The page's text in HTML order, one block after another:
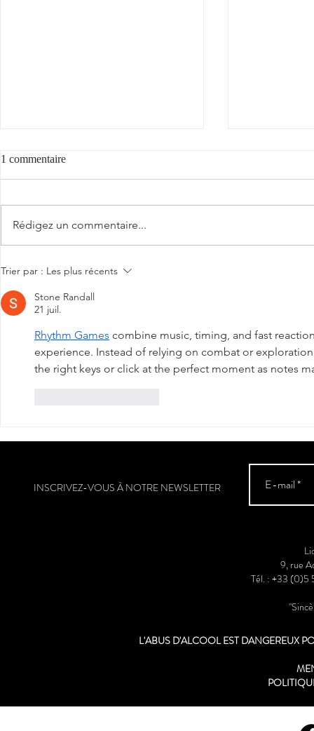
Voyez la vie en rose
Voyez la vie en rose... avec notre rosé
commentaire ci-après) ! 👇 "La vie en
rose en effet avec cette négrette très
"Cantèra"
1 commentaire
Rédigez un commentaire...
Trier par : Les plus récents
Stone Randall
21 juil.
Rhythm Games combine music, timing, and fast
experience. Instead of relying on combat or
the right keys or click at the perfect moment as notes
INSCRIVEZ-VOUS À NOTRE NEWSLETTER
9, rue
Tél. : +33
L'ABUS D'ALCOOL EST DANGEREUX